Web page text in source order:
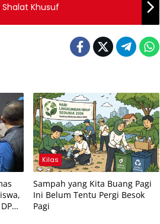
Khusuf
Kilas
Sampah yang Kita Buang Pagi
Ini Belum Tentu Pergi Besok
Pagi